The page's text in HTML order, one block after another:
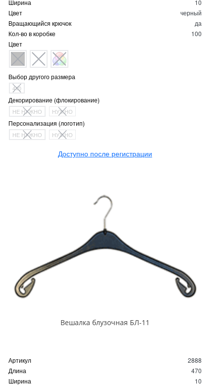
Ширина
10
Цвет
черный
Вращающийся крючок
да
Кол-во в коробке
100
Цвет
Выбор другого размера
410
Декорирование (флокирование)
НЕ НУЖНО НУЖНО
Персонализация (логотип)
НЕ НУЖНО НУЖНО
Доступно после регистрации
Вешалка блузочная БЛ-11
Артикул
2888
Длина
470
Ширина
10